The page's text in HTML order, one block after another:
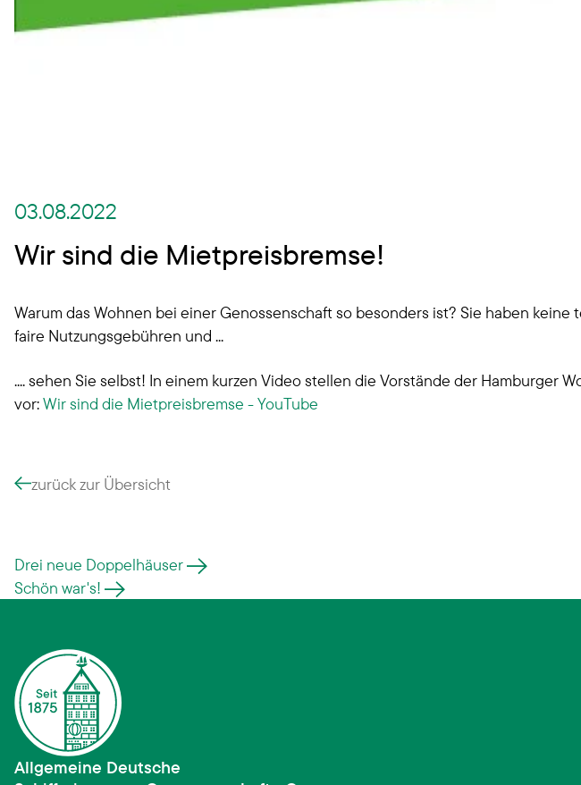
03.08.2022
Wir sind die Mietpreisbremse!
Warum das Wohnen bei einer Genossenschaft so besonders ist? Sie haben
faire Nutzungsgebühren und ...
.... sehen Sie selbst! In einem kurzen Video stellen die Vorstände der
vor:Wir sind die Mietpreisbremse - YouTube
zurück zur Übersicht
Drei neue Doppelhäuser
Schön war's!
Allgemeine Deutsche